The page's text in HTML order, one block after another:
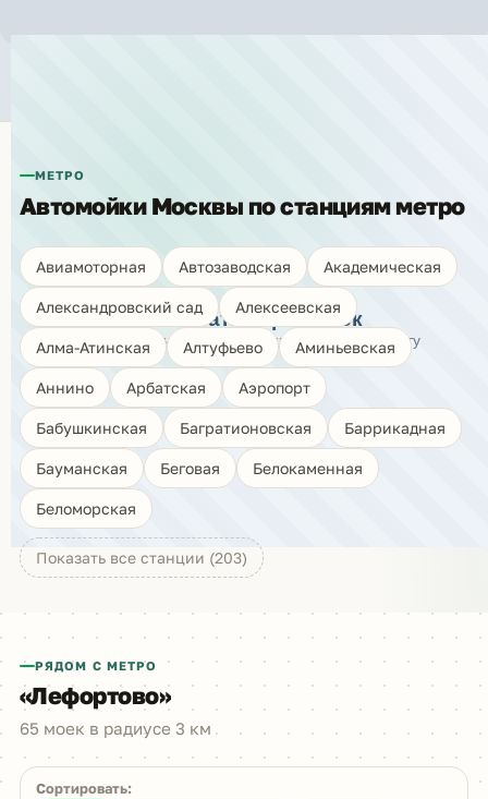
🗺️
Показать карту моек
Нажмите, чтобы открыть интерактивную карту
МЕТРО
Автомойки Москвы по станциям метро
Авиамоторная Автозаводская Академическая
Александровский сад Алексеевская
Алма-Атинская Алтуфьево Аминьевская
Аннино Арбатская Аэропорт
Бабушкинская Багратионовская Баррикадная
Бауманская Беговая Белокаменная
Беломорская
Показать все станции (203)
РЯДОМ С МЕТРО
«Лефортово»
65 моек в радиусе 3 км
Сортировать: